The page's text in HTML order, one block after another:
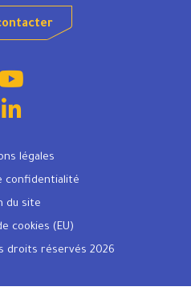
légales
confidentialité
du site
cookies (EU)
droits réservés 2026